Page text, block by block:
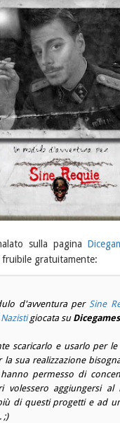
sulla pagina
gratuitamente:
d'avventura perSine
giocata su
scaricarlo e usarlo per
la sua realizzazione
permesso di
volessero aggiungersi al
di questi progetti e ad
;)